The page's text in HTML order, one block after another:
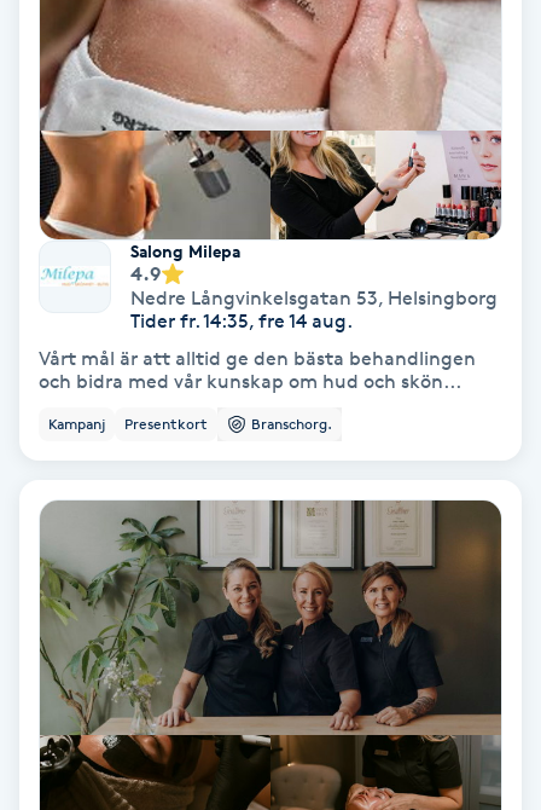
Pigmentfläckar
Plastikkirurgi
Powder brows
Power Yoga
PRP (Platelet Rich Plasma)
PRX-T33
Psoriasis
Radiofrekvens
Rakning
Reflexologi
Salong Milepa
4.9
Nedre Långvinkelsgatan 53, Helsingborg
Tider fr. 14:35, fre 14 aug.
Vårt mål är att alltid ge den bästa behandlingen
och bidra med vår kunskap om hud och skön...
Kampanj Presentkort Branschorg.